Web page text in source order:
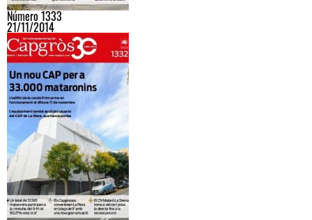
Número 1333
21/11/2014